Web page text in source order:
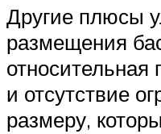
Другие плюсы
размещения
относительная
и отсутствие
размеру,